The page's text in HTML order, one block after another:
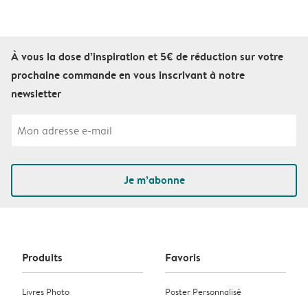
À vous la dose d’inspiration et 5€ de réduction sur votre
prochaine commande en vous inscrivant à notre
newsletter
Je m’abonne
Produits
Livres Photo
Favoris
Poster Personnalisé